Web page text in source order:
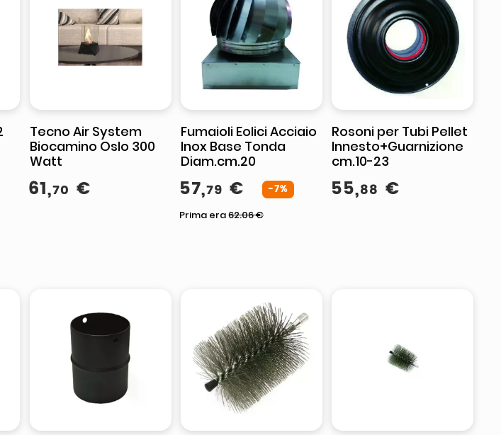
Tecno Air System
Biocamino Oslo 300
Watt
61,70 €
Fumaioli Eolici Acciaio
Inox Base Tonda
Diam.cm.20
57,79 € -7%
Prima era62.06€
Rosoni per Tubi Pellet
Innesto+Guarnizione
cm.10-23
55,88 €